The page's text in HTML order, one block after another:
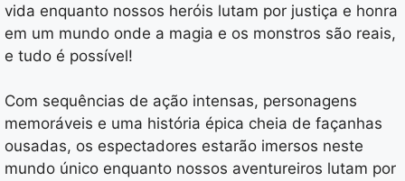
vida enquanto nossos heróis lutam por justiça e honra
em um mundo onde a magia e os monstros são reais,
e tudo é possível!
Com sequências de ação intensas, personagens
memoráveis e uma história épica cheia de façanhas
ousadas, os espectadores estarão imersos neste
mundo único enquanto nossos aventureiros lutam por